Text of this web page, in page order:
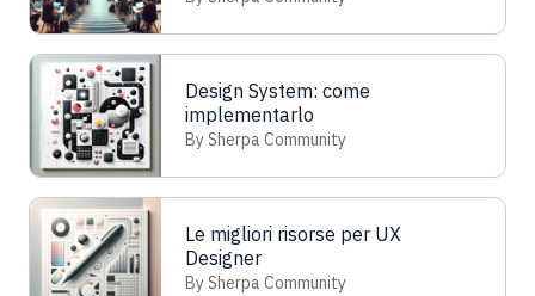
Design System: come
implementarlo
By Sherpa Community
Le migliori risorse per UX
Designer
By Sherpa Community